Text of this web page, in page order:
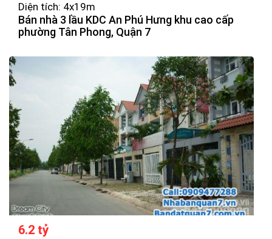
Diện tích: 4x19m
Bán nhà 3 lầu KDC An Phú Hưng khu cao cấp
phường Tân Phong, Quận 7
6.2 tỷ